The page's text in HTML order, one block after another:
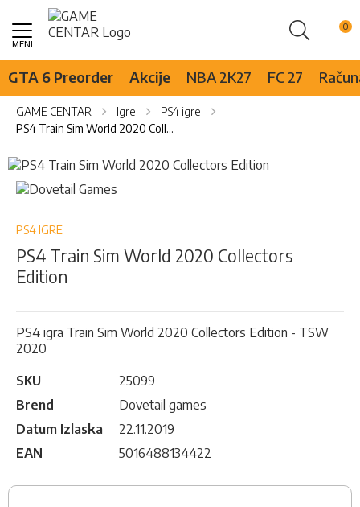
Pretraži
Skip
Content
GTA 6 Preorder Akcije NBA 2K27 FC 27
GAME CENTAR Igre
PS4 igre
PS4 Train Sim World 2020 Collectors Edition
Skip
to
the
of
images
gallery
Skip
to
beginning
the
images
PS4 IGRE
PS4 Train Sim World 2020 Collectors
Edition
PS4 igra Train Sim World 2020 Collectors Edition - TSW
2020
SKU
25099
Brend
Dovetail games
Datum Izlaska
22.11.2019
EAN
5016488134422